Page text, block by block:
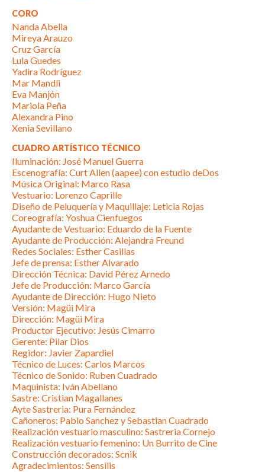
CORO
Nanda Abella
Mireya Arauzo
Cruz García
Lula Guedes
Yadira Rodríguez
Mar Mandli
Eva Manjón
Mariola Peña
Alexandra Pino
Xenia Sevillano
CUADRO ARTÍSTICO TÉCNICO
Iluminación: José Manuel Guerra
Escenografía: Curt Allen (aapee) con estudio deDos
Música Original: Marco Rasa
Vestuario: Lorenzo Caprille
Diseño de Peluquería y Maquillaje: Leticia Rojas
Coreografía: Yoshua Cienfuegos
Ayudante de Vestuario: Eduardo de la Fuente
Ayudante de Producción: Alejandra Freund
Redes Sociales: Esther Casillas
Jefe de prensa: Esther Alvarado
Dirección Técnica: David Pérez Arnedo
Jefe de Producción: Marco García
Ayudante de Dirección: Hugo Nieto
Versión: Magüi Mira
Dirección: Magüi Mira
Productor Ejecutivo: Jesús Cimarro
Gerente: Pilar Dios
Regidor: Javier Zapardiel
Técnico de Luces: Carlos Marcos
Técnico de Sonido: Ruben Cuadrado
Maquinista: Iván Abellano
Sastre: Cristian Magallanes
Ayte Sastreria: Pura Fernández
Cañoneros: Pablo Sanchez y Sebastian Cuadrado
Realización vestuario masculino: Sastreria Cornejo
Realización vestuario femenino: Un Burrito de Cine
Construcción decorados: Scnik
Agradecimientos: Sensilis